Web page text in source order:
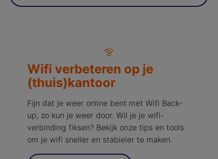
Wifi verbeteren op je
(thuis)kantoor
Fijn dat je weer online bent met Wifi Back-
up, zo kun je weer door. Wil je je wifi-
verbinding fiksen? Bekijk onze tips en tools
om je wifi sneller en stabieler te maken.